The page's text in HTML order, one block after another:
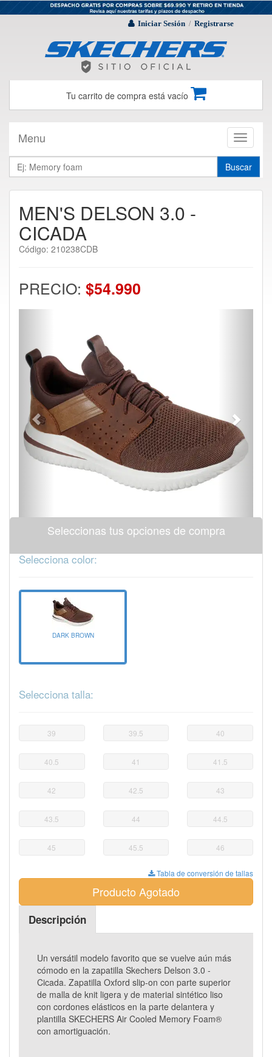
Iniciar Sesión / Registrarse
Tu carrito de compra está vacío
Toggle
Menu
Buscar
MEN'S DELSON 3.0 -
CICADA
Código: 210238CDB
PRECIO: $54.990
Seleccionas tus opciones de compra
Selecciona color:
DARK BROWN
Selecciona talla:
39 39.5 40
40.5 41 41.5
42 42.5 43
43.5 44 44.5
45 45.5 46
Tabla de conversión de tallas
Producto Agotado
Descripción
Un versátil modelo favorito que se vuelve aún más
cómodo en la zapatilla Skechers Delson 3.0 -
Cicada. Zapatilla Oxford slip-on con parte superior
de malla de knit ligera y de material sintético liso
con cordones elásticos en la parte delantera y
plantilla SKECHERS Air Cooled Memory Foam®
con amortiguación.